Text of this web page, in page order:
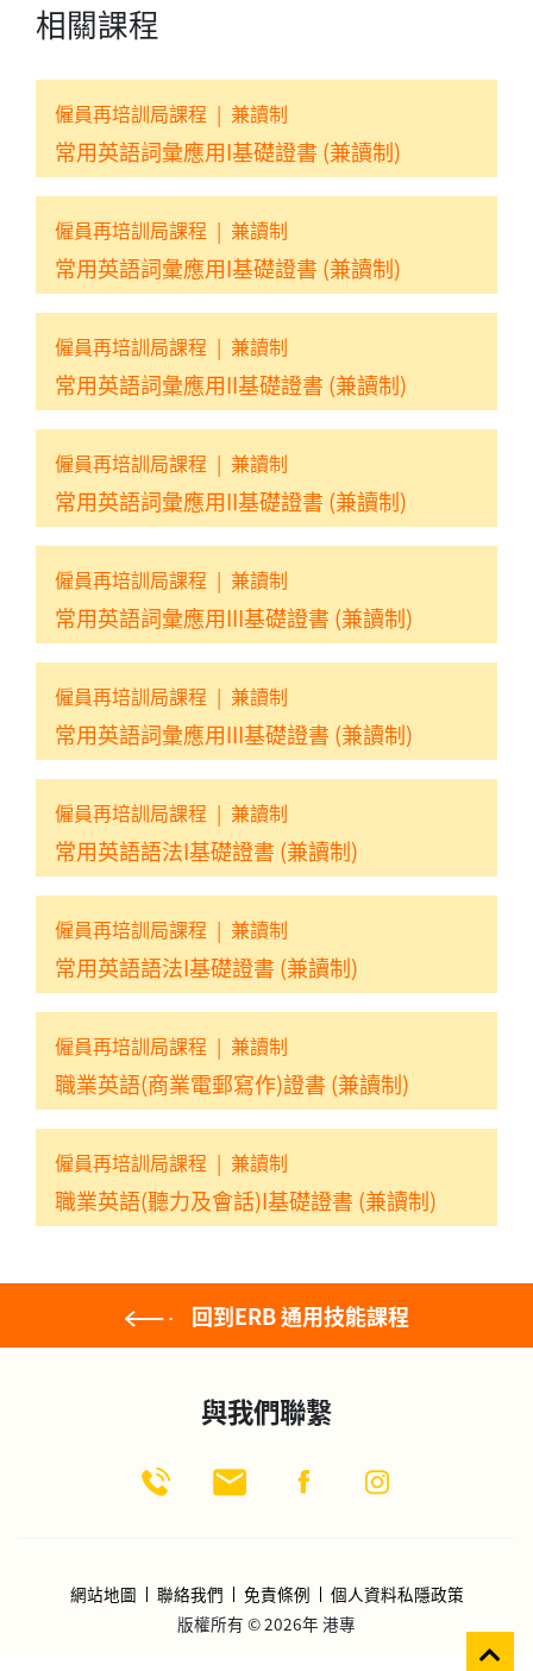
相關課程
僱員再培訓局課程 | 兼讀制
常用英語詞彙應用I基礎證書 (兼讀制)
僱員再培訓局課程 | 兼讀制
常用英語詞彙應用I基礎證書 (兼讀制)
僱員再培訓局課程 | 兼讀制
常用英語詞彙應用II基礎證書 (兼讀制)
僱員再培訓局課程 | 兼讀制
常用英語詞彙應用II基礎證書 (兼讀制)
僱員再培訓局課程 | 兼讀制
常用英語詞彙應用III基礎證書 (兼讀制)
僱員再培訓局課程 | 兼讀制
常用英語詞彙應用III基礎證書 (兼讀制)
僱員再培訓局課程 | 兼讀制
常用英語語法I基礎證書 (兼讀制)
僱員再培訓局課程 | 兼讀制
常用英語語法I基礎證書 (兼讀制)
僱員再培訓局課程 | 兼讀制
職業英語(商業電郵寫作)證書 (兼讀制)
僱員再培訓局課程 | 兼讀制
職業英語(聽力及會話)I基礎證書 (兼讀制)
回到ERB 通用技能課程
與我們聯繫
網站地圖 聯絡我們 免責條例
個人資料私隱政策
版權所有 © 2026年 港專